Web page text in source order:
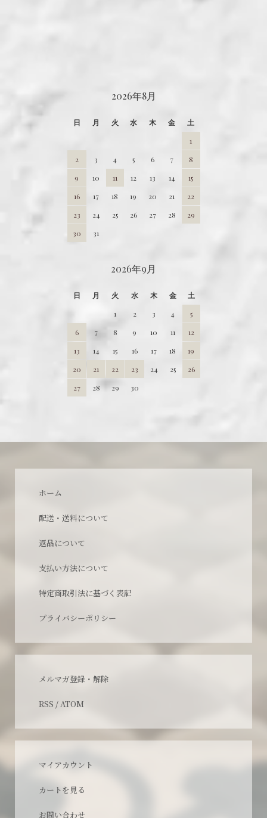
2026年8月
日 月 火 水 木 金
土
1
2
3 4 5 6 7
8
9
10 11 12 13 14
15
16
17 18 19 20 21
22
23
24 25 26 27 28
29
30
31
2026年9月
日 月 火 水 木 金
土
1
2 3 4
5
6
7 8 9 10 11
12
13
14 15 16 17 18
19
20
21 22 23 24 25
26
27
28 29 30
ホーム
配送・送料について
返品について
支払い方法について
特定商取引法に基づく表記
プライバシーポリシー
メルマガ登録・解除
RSS /ATOM
マイアカウント
カートを見る
お問い合わせ